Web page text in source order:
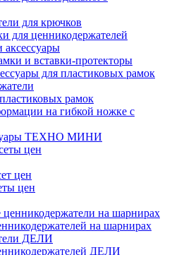
для крючков
для ценникодержателей
и вставки-протекторы
для пластиковых рамок
рамок
на гибкой ножке с
ТЕХНО МИНИ
цен
цен
цен
на шарнирах
на шарнирах
ДЕЛИ
ДЕЛИ